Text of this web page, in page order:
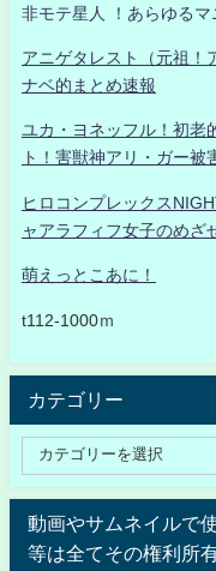
非モテ星人 ！あらゆる
アニゲタレスト（元祖
ナベ的まとめ速報
ユカ・ヨネッフル！初老
ト！害獣神アリ・ガー
ヒロコンプレックス
ャアラフィフ女子のめざ
萌えっとこあに！
t112-1000ｍ
カテゴリー
動画やサムネイルで
等は全てその権利所